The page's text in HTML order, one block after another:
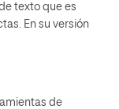
texto que es
En su versión
de